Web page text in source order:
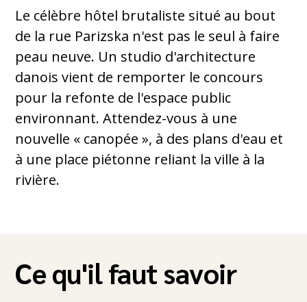
Le célèbre hôtel brutaliste situé au bout
de la rue Parizska n'est pas le seul à faire
peau neuve. Un studio d'architecture
danois vient de remporter le concours
pour la refonte de l'espace public
environnant. Attendez-vous à une
nouvelle « canopée », à des plans d'eau et
à une place piétonne reliant la ville à la
rivière.
Ce qu'il faut savoir